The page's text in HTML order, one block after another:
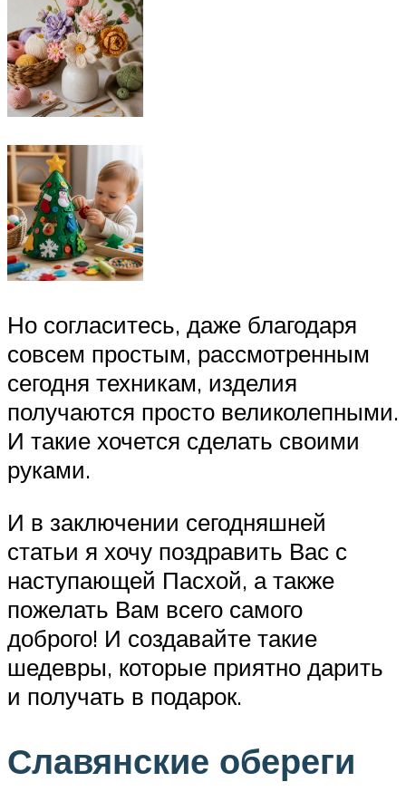
Но согласитесь, даже благодаря
совсем простым, рассмотренным
сегодня техникам, изделия
получаются просто великолепными.
И такие хочется сделать своими
руками.
И в заключении сегодняшней
статьи я хочу поздравить Вас с
наступающей Пасхой, а также
пожелать Вам всего самого
доброго! И создавайте такие
шедевры, которые приятно дарить
и получать в подарок.
Славянские обереги